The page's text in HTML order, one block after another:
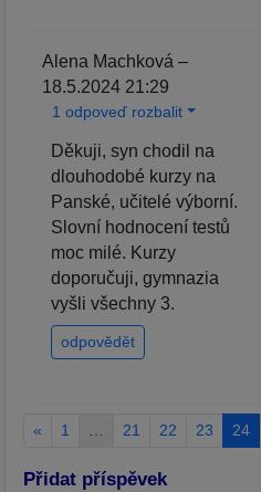
Alena Machková –
18.5.2024 21:29
1 odpoveď rozbalit
Děkuji, syn chodil na
dlouhodobé kurzy na
Panské, učitelé výborní.
Slovní hodnocení testů
moc milé. Kurzy
doporučuji, gymnazia
vyšli všechny 3.
odpovědět
« 1 21 22 23 24
Přidat příspěvek